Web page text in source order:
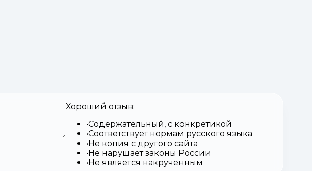
Хороший отзыв:
Содержательный, с конкретикой
Соответствует нормам русского языка
Не копия с другого сайта
Не нарушает законы России
Не является накрученным